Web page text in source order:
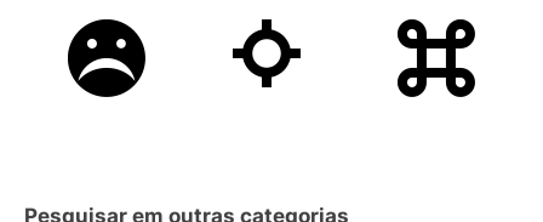
Pesquisar em outras categorias